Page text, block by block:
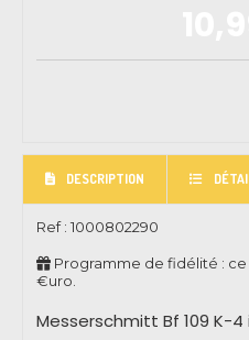
DESCRIPTION
Ref : 1000802290
Programme de fidélité :
€uro.
Messerschmitt Bf 109 K-4